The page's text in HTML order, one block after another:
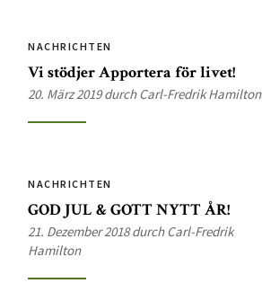
NACHRICHTEN
Vi stödjer Apportera för livet!
20. März 2019 durch Carl-Fredrik Hamilton
NACHRICHTEN
GOD JUL & GOTT NYTT ÅR!
21. Dezember 2018 durch Carl-Fredrik
Hamilton